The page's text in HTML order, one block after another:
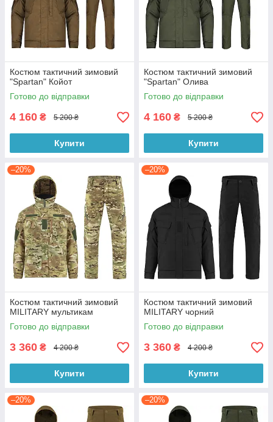
Костюм тактичний зимовий
"Spartan" Койот
Готово до відправки
4 160 ₴ 5 200 ₴
Купити
Костюм тактичний зимовий
"Spartan" Олива
Готово до відправки
4 160 ₴ 5 200 ₴
Купити
–20%
Костюм тактичний зимовий
MILITARY мультикам
Готово до відправки
3 360 ₴ 4 200 ₴
Купити
–20%
Костюм тактичний зимовий
MILITARY чорний
Готово до відправки
3 360 ₴ 4 200 ₴
Купити
–20% –20%